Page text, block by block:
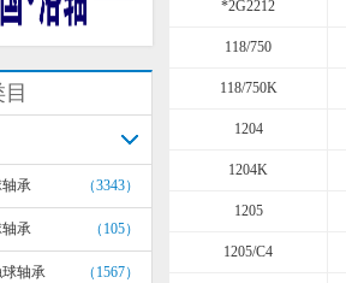
承 （3343）
承 （105）
轴承 （1567）
*2G2212
118/750
118/750K
1204
1204K
1205
1205/C4